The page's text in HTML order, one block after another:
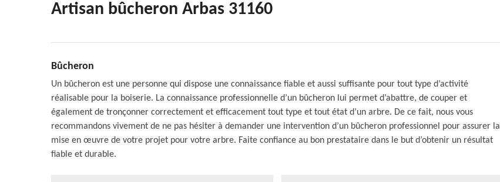
Artisan bûcheron Arbas 31160
Bûcheron
Un bûcheron est une personne qui dispose une connaissance fiable et aussi suffisante pour tout type d’activité
réalisable pour la boiserie. La connaissance professionnelle d’un bûcheron lui permet d’abattre, de couper et
également de tronçonner correctement et efficacement tout type et tout état d’un arbre. De ce fait, nous vous
recommandons vivement de ne pas hésiter à demander une intervention d’un bûcheron professionnel pour assurer la
mise en œuvre de votre projet pour votre arbre. Faite confiance au bon prestataire dans le but d’obtenir un résultat
fiable et durable.